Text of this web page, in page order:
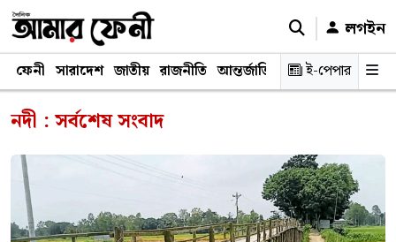
লগইন
ফেনী সারাদেশ জাতীয় রাজনীতি আন্তর্জাতিক অর্থনীতি
ই-পেপার
নদী : সর্বশেষ সংবাদ